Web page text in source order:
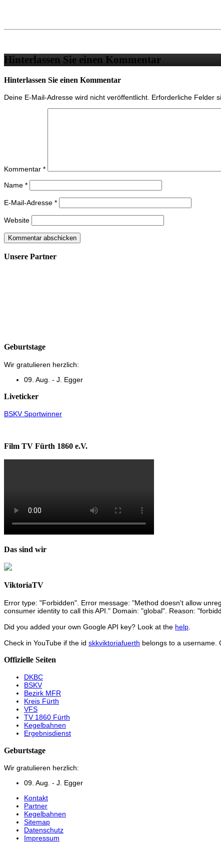
Hinterlassen Sie einen Kommentar
Hinterlassen Sie einen Kommentar
Deine E-Mail-Adresse wird nicht veröffentlicht. Erforderliche Felder
Kommentar *
Name *
E-Mail-Adresse *
Website
Unsere Partner
Geburtstage
Wir gratulieren herzlich:
09. Aug. - J. Egger
Liveticker
BSKV Sportwinner
Film TV Fürth 1860 e.V.
Das sind wir
ViktoriaTV
Error type: "Forbidden". Error message: "Method doesn't allow
consumer identity to call this API." Domain: "global". Reason:
Did you added your own Google API key? Look at the help
Check in YouTube if the id skkviktoriafuerth belongs to a username.
Offizielle Seiten
DKBC
BSKV
Bezirk MFR
Kreis Fürth
VFS
TV 1860 Fürth
Kegelbahnen
Ergebnisdienst
Geburtstage
Wir gratulieren herzlich:
09. Aug. - J. Egger
Kontakt
Partner
Kegelbahnen
Sitemap
Datenschutz
Impressum